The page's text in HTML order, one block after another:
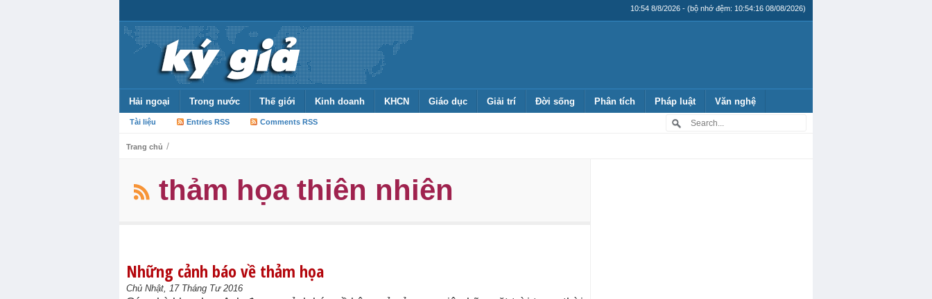
10:54 8/8/2026 - (bộ nhớ đệm: 10:54:16 08/08/2026)
Hải ngoại Trong nước Thế giới Kinh doanh KHCN Giáo dục Giải trí Đời sống Phân tích Pháp luật Văn nghệ
Tài liệu Entries RSS Comments RSS
Trang chủ /
thảm họa thiên nhiên
Những cảnh báo về thảm họa
Chủ Nhật, 17 Tháng Tư 2016